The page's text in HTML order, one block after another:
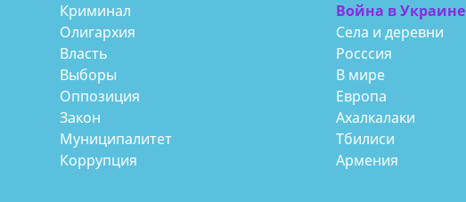
Криминал
Олигархия
Власть
Выборы
Оппозиция
Закон
Муниципалитет
Коррупция
Война в Украине
Села и деревни
Росссия
В мире
Европа
Ахалкалаки
Тбилиси
Армения